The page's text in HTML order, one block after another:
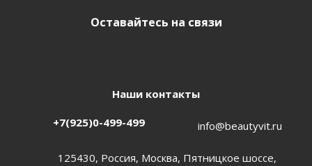
Оставайтесь на связи
Наши контакты
+7(925)0-499-499 info@beautyvit.ru
125430, Россия, Москва, Пятницкое шоссе,